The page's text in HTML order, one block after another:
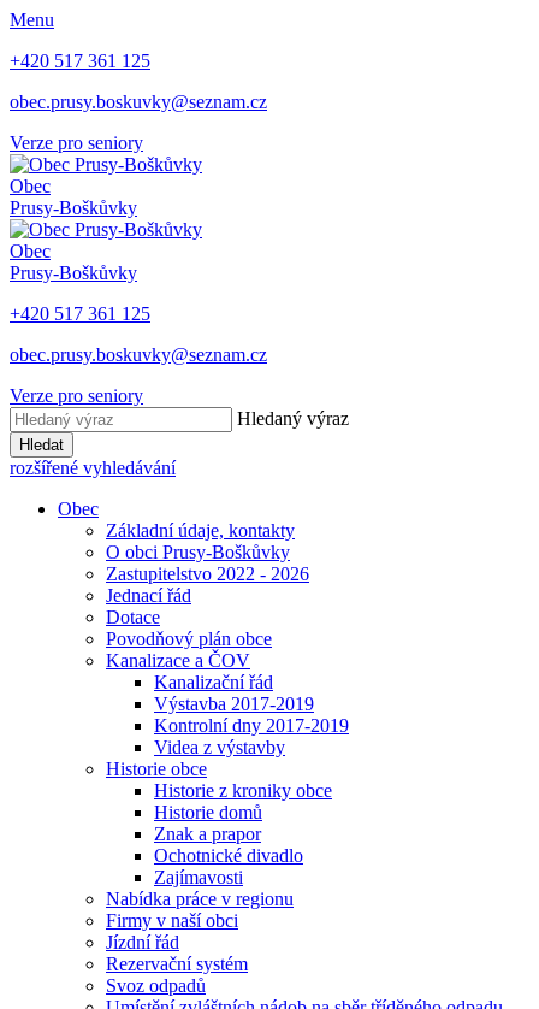
Menu
+420 517 361 125
obec.prusy.boskuvky@seznam.cz
Verze pro seniory
Obec
Prusy-Boškůvky
Obec
Prusy-Boškůvky
+420 517 361 125
obec.prusy.boskuvky@seznam.cz
Verze pro seniory
Hledaný výraz
Hledat
rozšířené vyhledávání
Obec
Základní údaje, kontakty
O obci Prusy-Boškůvky
Zastupitelstvo 2022 - 2026
Jednací řád
Dotace
Povodňový plán obce
Kanalizace a ČOV
Kanalizační řád
Výstavba 2017-2019
Kontrolní dny 2017-2019
Videa z výstavby
Historie obce
Historie z kroniky obce
Historie domů
Znak a prapor
Ochotnické divadlo
Zajímavosti
Nabídka práce v regionu
Firmy v naší obci
Jízdní řád
Rezervační systém
Svoz odpadů